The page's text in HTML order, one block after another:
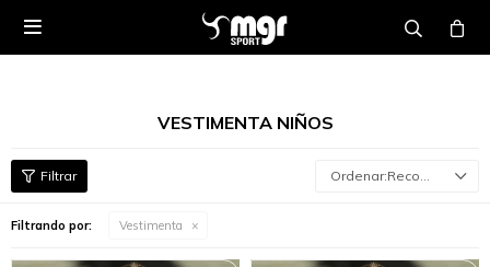

VESTIMENTA NIÑOS
Recomendados
Filtrando por: Vestimenta